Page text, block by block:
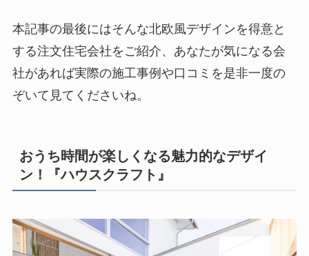
本記事の最後にはそんな北欧風デザインを得意と
する注文住宅会社をご紹介、あなたが気になる会
社があれば実際の施工事例や口コミを是非一度の
ぞいて見てくださいね。
おうち時間が楽しくなる魅力的なデザイ
ン！『ハウスクラフト』